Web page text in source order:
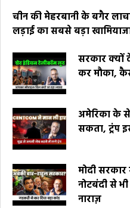
चीन की मेहरबानी के बगैर
लड़ाई का सबसे बड़ा
सरकार क्यों
कर मौका,
अमेरिका के
सकता, ट्रंप
मोदी
नोटबंदी से
नाराज़